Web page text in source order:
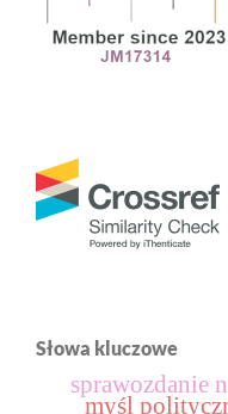
Słowa kluczowe
myśl
sprawozdanie